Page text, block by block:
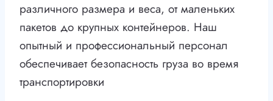
различного размера и веса, от маленьких
пакетов до крупных контейнеров. Наш
опытный и профессиональный персонал
обеспечивает безопасность груза во время
транспортировки